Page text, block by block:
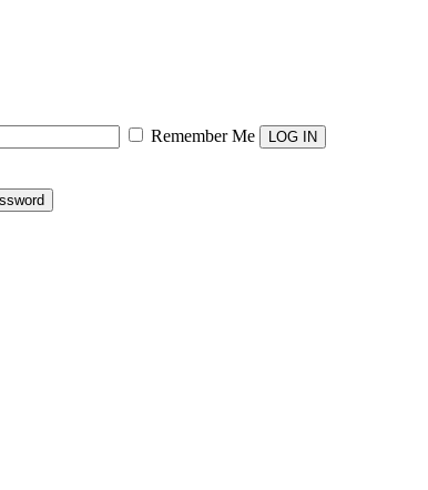
Remember Me